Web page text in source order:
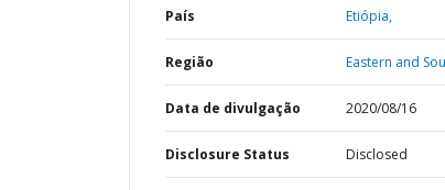
País Etiópia,
Região Eastern and
Data de divulgação 2020/08/16
Disclosure Status Disclosed